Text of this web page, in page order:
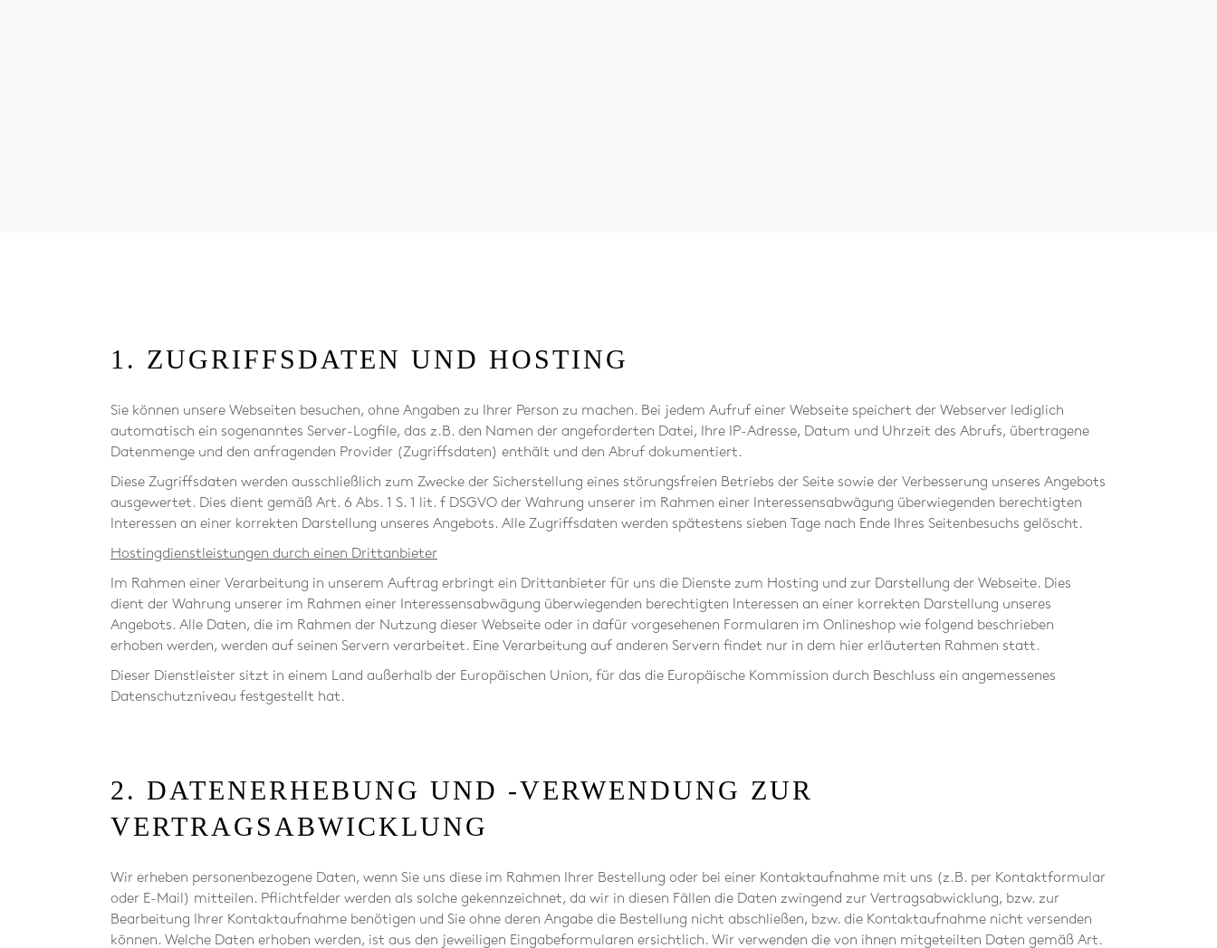
DATENSCHUTZ
1. ZUGRIFFSDATEN UND HOSTING
Sie können unsere Webseiten besuchen, ohne Angaben zu Ihrer Person zu machen. Bei jedem Aufruf einer Webseite speichert der Webserver lediglich
automatisch ein sogenanntes Server-Logfile, das z.B. den Namen der angeforderten Datei, Ihre IP-Adresse, Datum und Uhrzeit des Abrufs, übertragene
Datenmenge und den anfragenden Provider (Zugriffsdaten) enthält und den Abruf dokumentiert.
Diese Zugriffsdaten werden ausschließlich zum Zwecke der Sicherstellung eines störungsfreien Betriebs der Seite sowie der Verbesserung unseres Angebots
ausgewertet. Dies dient gemäß Art. 6 Abs. 1 S. 1 lit. f DSGVO der Wahrung unserer im Rahmen einer Interessensabwägung überwiegenden berechtigten
Interessen an einer korrekten Darstellung unseres Angebots. Alle Zugriffsdaten werden spätestens sieben Tage nach Ende Ihres Seitenbesuchs gelöscht.
Hostingdienstleistungen durch einen Drittanbieter
Im Rahmen einer Verarbeitung in unserem Auftrag erbringt ein Drittanbieter für uns die Dienste zum Hosting und zur Darstellung der Webseite. Dies
dient der Wahrung unserer im Rahmen einer Interessensabwägung überwiegenden berechtigten Interessen an einer korrekten Darstellung unseres
Angebots. Alle Daten, die im Rahmen der Nutzung dieser Webseite oder in dafür vorgesehenen Formularen im Onlineshop wie folgend beschrieben
erhoben werden, werden auf seinen Servern verarbeitet. Eine Verarbeitung auf anderen Servern findet nur in dem hier erläuterten Rahmen statt.
Dieser Dienstleister sitzt in einem Land außerhalb der Europäischen Union, für das die Europäische Kommission durch Beschluss ein angemessenes
Datenschutzniveau festgestellt hat.
2. DATENERHEBUNG UND -VERWENDUNG ZUR
VERTRAGSABWICKLUNG
Wir erheben personenbezogene Daten, wenn Sie uns diese im Rahmen Ihrer Bestellung oder bei einer Kontaktaufnahme mit uns (z.B. per Kontaktformular
oder E-Mail) mitteilen. Pflichtfelder werden als solche gekennzeichnet, da wir in diesen Fällen die Daten zwingend zur Vertragsabwicklung, bzw. zur
Bearbeitung Ihrer Kontaktaufnahme benötigen und Sie ohne deren Angabe die Bestellung nicht abschließen, bzw. die Kontaktaufnahme nicht versenden
können. Welche Daten erhoben werden, ist aus den jeweiligen Eingabeformularen ersichtlich. Wir verwenden die von ihnen mitgeteilten Daten gemäß Art.